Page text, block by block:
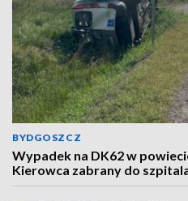
BYDGOSZCZ
Wypadek na DK62 w
Kierowca zabrany do